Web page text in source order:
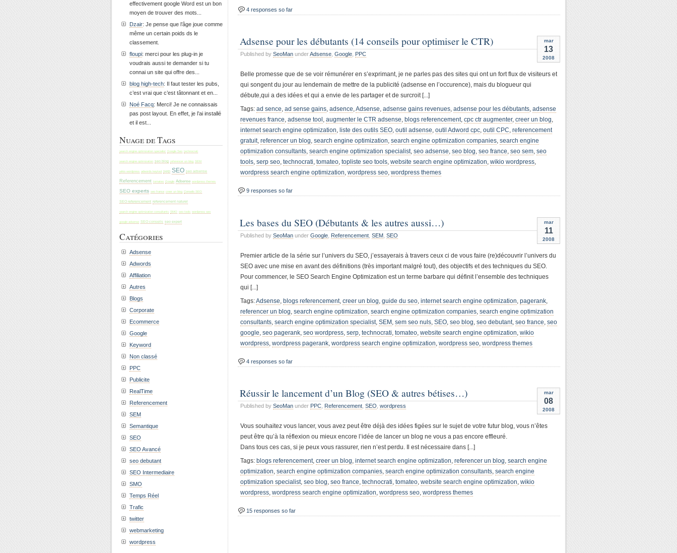
4 responses so far
mar
13
2008
Adsense pour les débutants (14 conseils pour optimiser le CTR)
Published by SeoMan underAdsense Google PPC
Belle promesse que de se voir rémunérer en s’exprimant, je ne parles pas des sites qui ont un fort flux de visiteurs et
qui songent du jour au lendemain de mettre de la publicité (adsense en l’occurence), mais du blogueur qui
débute,qui a des idées et qui a envie de les partager et de surcroit [...]
Tags: ad sence, ad sense gains, adsence,Adsense, adsense gains revenues, adsense pour les débutants, adsense
revenues france, adsense tool , augmenter le CTR adsense, blogs referencement, cpc ctr augmenter, creer un blog,
internet search engine optimization, liste des outils SEO, outil adsense, outil Adword cpc, outil CPC, referencement
gratuit, referencer un blog, search engine optimization, search engine optimization companies, search engine
optimization consultants, search engine optimization specialist, seo adsense, seo blog, seo france, seo sem, seo
tools, serp seo, technocrati, tomateo, topliste seo tools, website search engine optimization, wikio wordpress,
wordpress search engine optimization, wordpress seo, wordpress themes
9 responses so far
mar
11
2008
Les bases du SEO (Débutants & les autres aussi…)
Published by SeoMan under Google Referencement SEM SEO
Premier article de la série sur l’univers du SEO, j’essayerais à travers ceux ci de vous faire (re)découvrir l’univers du
SEO avec une mise en avant des définitions (très important malgré tout), des objectifs et des techniques du SEO.
Pour commencer, le SEO Search Engine Optimization est un terme barbare qui définit l’ensemble des techniques
qui [...]
Tags:Adsense blogs referencement, creer un blog guide du seo internet search engine optimization pagerank
referencer un blog search engine optimization search engine optimization companies search engine optimization
consultants search engine optimization specialist, SEM sem seo nuls SEO seo blog seo debutant, seo france seo
google seo pagerank seo wordpress serp technocrati tomateo website search engine optimization wikio
wordpress wordpress pagerank wordpress search engine optimization wordpress seo wordpress themes
4 responses so far
mar
08
2008
Réussir le lancement d’un Blog (SEO & autres bétises…)
Published by SeoMan under PPC Referencement SEO wordpress
Vous souhaitez vous lancer, vous avez peut être déjà des idées figées sur le sujet de votre futur blog, vous n’êtes
peut être qu’à la réflexion ou mieux encore l’idée de lancer un blog ne vous a pas encore effleuré.
Dans tous ces cas, si je peux vous rassurer, rien n’est perdu. Il est nécessaire dans [...]
Tags: blogs referencement, creer un blog, internet search engine optimization, referencer un blog, search engine
optimization, search engine optimization companies, search engine optimization consultants, search engine
optimization specialist, seo blog, seo france, technocrati, tomateo, website search engine optimization, wikio
wordpress, wordpress search engine optimization, wordpress seo, wordpress themes
15 responses so far
effectivement google Word est un bon
moyen de trouver des mots...
Dzair: Je pense que l’âge joue comme
même un certain poids ds le
classement.
floupi: merci pour les plug-in je
voudrais aussi te demander si tu
connai un site qui offre des...
blog high-tech: Il faut tester les pubs,
c’est vrai que c’est tâtonnant et en...
Noé Facq: Merci! Je ne connaissais
pas post layout. En effet, je l’ai installé
et il est...
Nuage de Tags
search engine optimization specialist Google Seo technocrati
search engine optimization seo blog referencer un blog SEM
wikio wordpress adwords keytool serp SEO seo adsense
Referencement tomateo Google Adsense wordpress themes
SEO experts seo france creer un blog Conseils SEO
SEO referencement referencement naturel
search engine optimization consultants SMO seo tools wordpress seo
google adsense SEO conseils seo expert
Catégories
Adsense
Adwords
Affiliation
Autres
Blogs
Corporate
Ecommerce
Google
Keyword
Non classé
PPC
Publicite
RealTime
Referencement
SEM
Semantique
SEO
SEO Avancé
seo debutant
SEO Intermediaire
SMO
Temps Réel
Trafic
twitter
webmarketing
wordpress